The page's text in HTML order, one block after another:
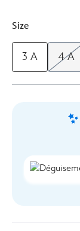
Size
3 A 4 A